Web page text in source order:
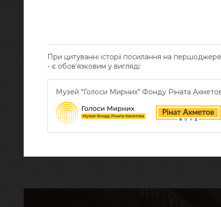
При цитуванні історії посилання на
- є обов‘язковим у вигляді:
Музей "Голоси Мирних" Фонду Ріната